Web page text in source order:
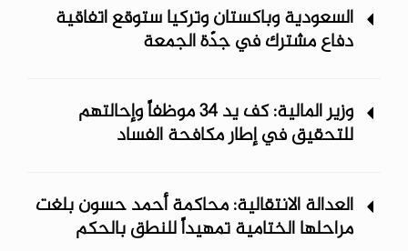
السعودية وباكستان وتركيا ستوقع اتفاقية
دفاع مشترك في جدّة الجمعة
وزير المالية: كف يد 34 موظفاً وإحالتهم
للتحقيق في إطار مكافحة الفساد
العدالة الانتقالية: محاكمة أحمد حسون بلغت
مراحلها الختامية تمهيداً للنطق بالحكم